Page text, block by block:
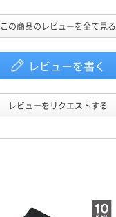
この商品のレビューを全て見る
レビューを書く
レビューをリクエストする